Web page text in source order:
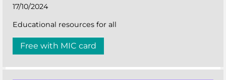
17/10/2024
Educational resources for all
Free with MIC card